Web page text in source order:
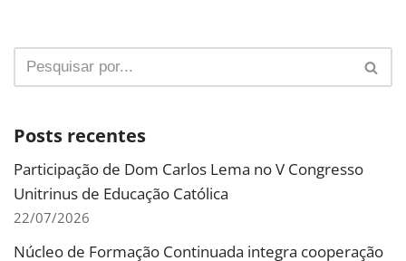
Posts recentes
Participação de Dom Carlos Lema no V Congresso
Unitrinus de Educação Católica
22/07/2026
Núcleo de Formação Continuada integra cooperação